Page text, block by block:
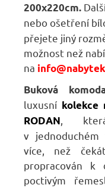
200x220cm.
nebo ošetření
přejete jiný
možnost než
na
Buková
luxusní kolekce
RODAN,
v jednoduchém
více, než
propracován k
poctivým